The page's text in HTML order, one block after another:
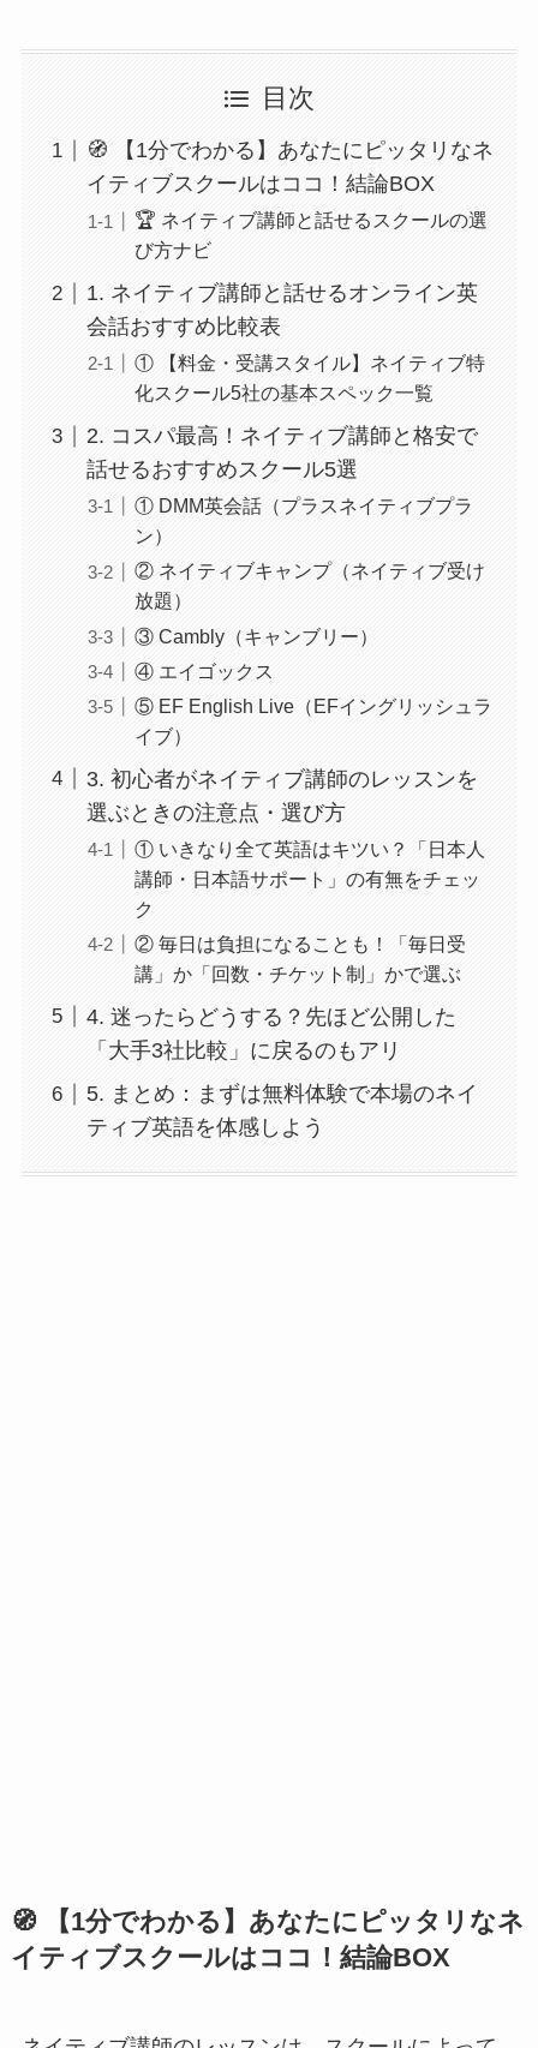
目次
🧭 【1分でわかる】あなたにピッタリなネ
イティブスクールはココ！結論BOX
🏆 ネイティブ講師と話せるスクールの選
び方ナビ
1. ネイティブ講師と話せるオンライン英
会話おすすめ比較表
① 【料金・受講スタイル】ネイティブ特
化スクール5社の基本スペック一覧
2. コスパ最高！ネイティブ講師と格安で
話せるおすすめスクール5選
① DMM英会話（プラスネイティブプラ
ン）
② ネイティブキャンプ（ネイティブ受け
放題）
③ Cambly（キャンブリー）
④ エイゴックス
⑤ EF English Live（EFイングリッシュラ
イブ）
3. 初心者がネイティブ講師のレッスンを
選ぶときの注意点・選び方
① いきなり全て英語はキツい？「日本人
講師・日本語サポート」の有無をチェッ
ク
② 毎日は負担になることも！「毎日受
講」か「回数・チケット制」かで選ぶ
4. 迷ったらどうする？先ほど公開した
「大手3社比較」に戻るのもアリ
5. まとめ：まずは無料体験で本場のネイ
ティブ英語を体感しよう
🧭 【1分でわかる】あなたにピッタリなネ
イティブスクールはココ！結論BOX